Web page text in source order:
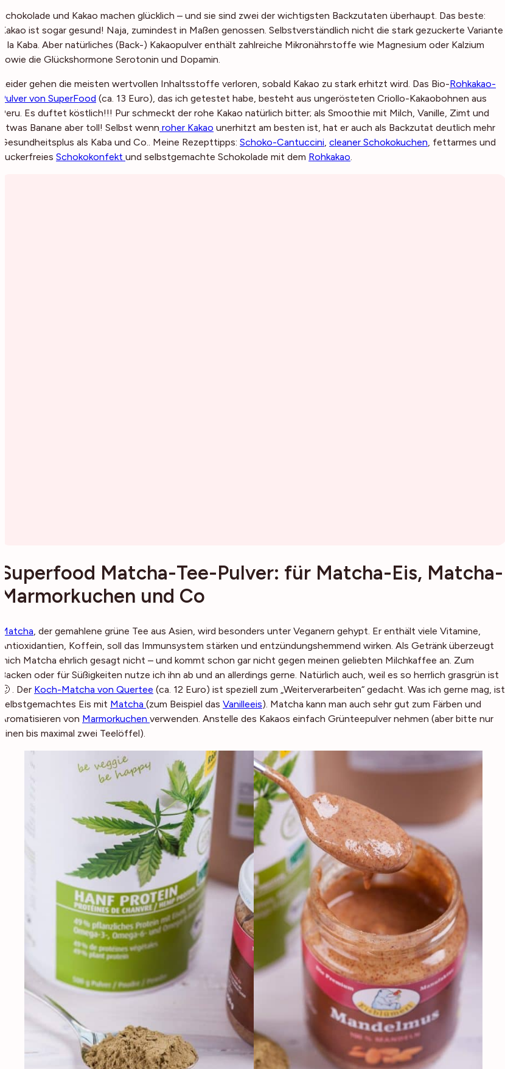
Schokolade und Kakao machen glücklich – und sie sind zwei der wichtigsten Backzutaten überhaupt. Das beste:
Kakao ist sogar gesund! Naja, zumindest in Maßen genossen. Selbstverständlich nicht die stark gezuckerte Variante
a la Kaba. Aber natürliches (Back-) Kakaopulver enthält zahlreiche Mikronährstoffe wie Magnesium oder Kalzium
sowie die Glückshormone Serotonin und Dopamin.
Leider gehen die meisten wertvollen Inhaltsstoffe verloren, sobald Kakao zu stark erhitzt wird. Das Bio-Rohkakao-
Pulver von SuperFood (ca. 13 Euro), das ich getestet habe, besteht aus ungerösteten Criollo-Kakaobohnen aus
Peru. Es duftet köstlich!!! Pur schmeckt der rohe Kakao natürlich bitter; als Smoothie mit Milch, Vanille, Zimt und
etwas Banane aber toll! Selbst wenn roher Kakao unerhitzt am besten ist, hat er auch als Backzutat deutlich mehr
Gesundheitsplus als Kaba und Co.. Meine Rezepttipps: Schoko-Cantuccini, cleaner Schokokuchen, fettarmes und
zuckerfreies Schokokonfekt und selbstgemachte Schokolade mit dem Rohkakao.
Superfood Matcha-Tee-Pulver: für Matcha-Eis, Matcha-
Marmorkuchen und Co
Matcha, der gemahlene grüne Tee aus Asien, wird besonders unter Veganern gehypt. Er enthält viele Vitamine,
Antioxidantien, Koffein, soll das Immunsystem stärken und entzündungshemmend wirken. Als Getränk überzeugt
mich Matcha ehrlich gesagt nicht – und kommt schon gar nicht gegen meinen geliebten Milchkaffee an. Zum
Backen oder für Süßigkeiten nutze ich ihn ab und an allerdings gerne. Natürlich auch, weil es so herrlich grasgrün ist
🙂 . Der Koch-Matcha von Quertee (ca. 12 Euro) ist speziell zum „Weiterverarbeiten“ gedacht. Was ich gerne mag, ist
selbstgemachtes Eis mit Matcha (zum Beispiel das Vanilleeis). Matcha kann man auch sehr gut zum Färben und
Aromatisieren von Marmorkuchen verwenden. Anstelle des Kakaos einfach Grünteepulver nehmen (aber bitte nur
einen bis maximal zwei Teelöffel).